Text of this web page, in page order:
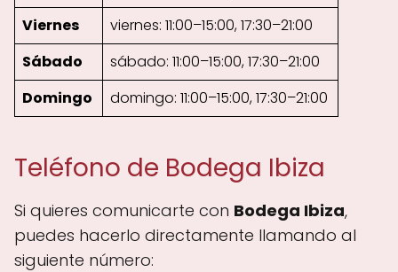
Viernes
viernes: 11:00–15:00, 17:30–21:00
Sábado
sábado: 11:00–15:00, 17:30–21:00
Domingo
domingo: 11:00–15:00, 17:30–21:00
Teléfono de Bodega Ibiza
Si quieres comunicarte con Bodega Ibiza,
puedes hacerlo directamente llamando al
siguiente número: